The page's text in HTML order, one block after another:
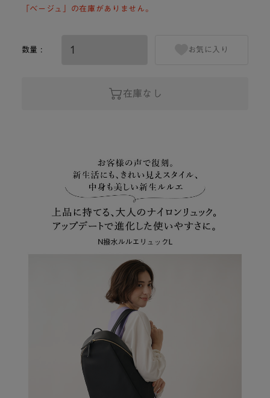
「ベージュ」の在庫がありません。
数量 :
在庫なし
お気に入り